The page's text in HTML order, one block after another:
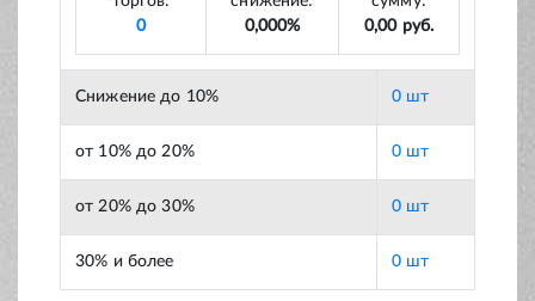
0
0,000%
0,00 руб.
Снижение до 10% 0 шт
от 10% до 20% 0 шт
от 20% до 30% 0 шт
30% и более 0 шт